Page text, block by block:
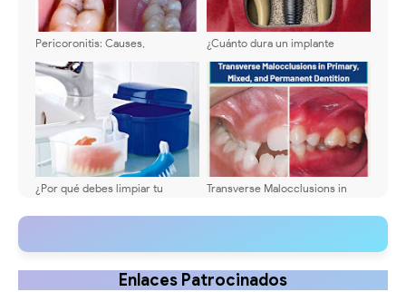
Pericoronitis: Causes,
Treatment
¿Cuánto dura un implante
¿Por qué debes limpiar tu
como hacerlo
Transverse Malocclusions in
Dentition
Enlaces Patrocinados